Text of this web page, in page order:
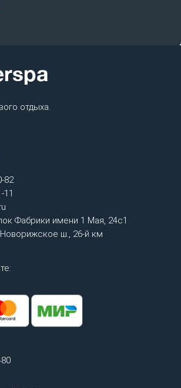
отдыха.
82
11
Фабрики имени 1 Мая, 24с1
ш., 26-й км